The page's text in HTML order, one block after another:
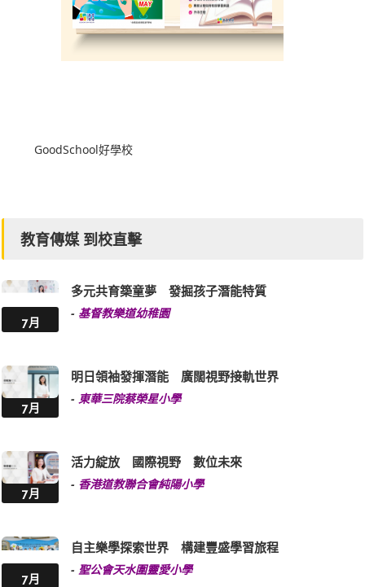
GoodSchool好學校
教育傳媒 到校直擊
7月
多元共育築童夢 發掘孩子潛能特質
- 基督教樂道幼稚園
7月
明日領袖發揮潛能 廣闊視野接軌世界
- 東華三院蔡榮星小學
7月
活力綻放 國際視野 數位未來
- 香港道教聯合會純陽小學
7月
自主樂學探索世界 構建豐盛學習旅程
- 聖公會天水圍靈愛小學